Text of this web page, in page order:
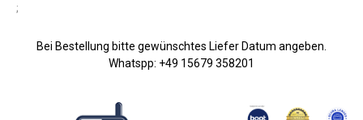
;
Bei Bestellung bitte gewünschtes Liefer Datum angeben.
Whatspp: +49 15679 358201